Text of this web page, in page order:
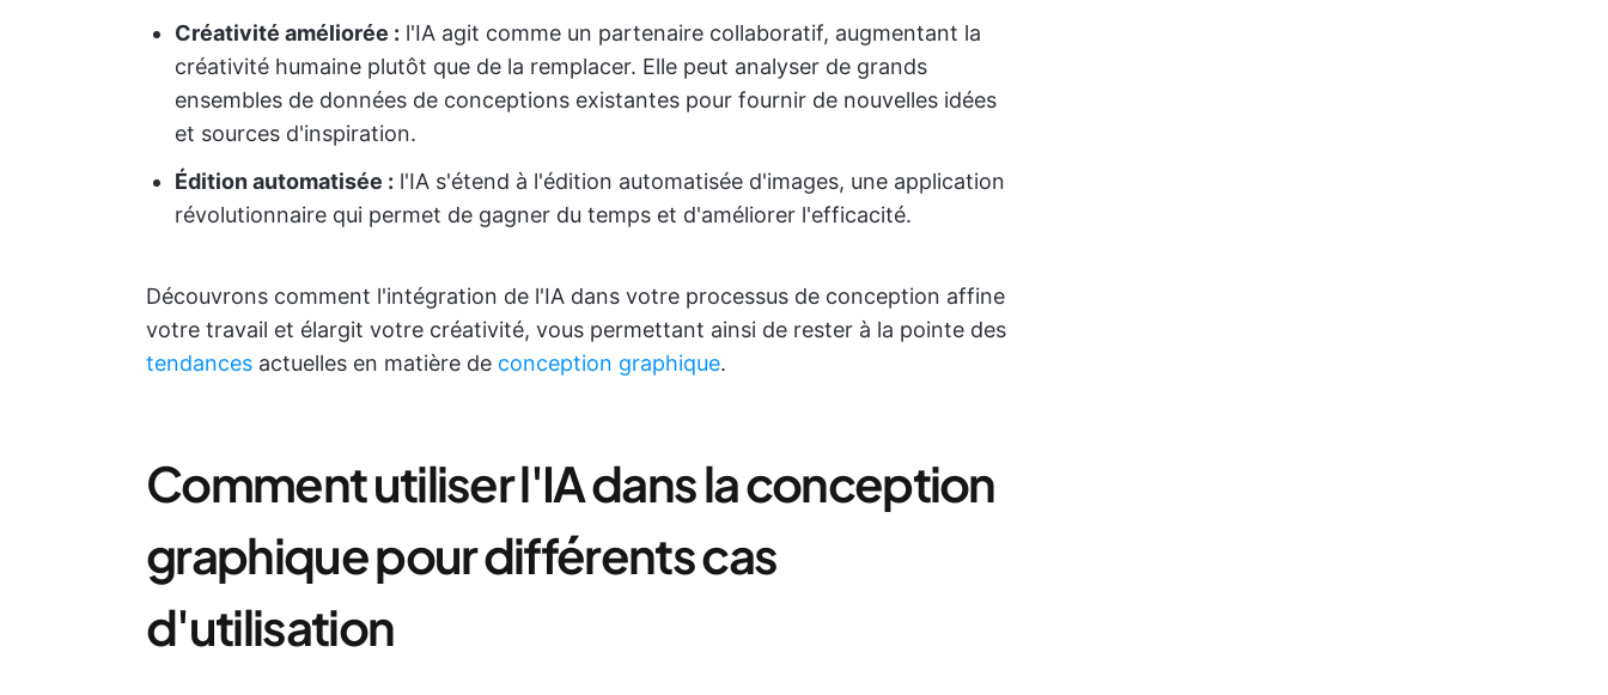
Créativité améliorée : l'IA agit comme un partenaire collaboratif, augmentant la
créativité humaine plutôt que de la remplacer. Elle peut analyser de grands
ensembles de données de conceptions existantes pour fournir de nouvelles idées
et sources d'inspiration.
Édition automatisée : l'IA s'étend à l'édition automatisée d'images, une application
révolutionnaire qui permet de gagner du temps et d'améliorer l'efficacité.
Découvrons comment l'intégration de l'IA dans votre processus de conception affine
votre travail et élargit votre créativité, vous permettant ainsi de rester à la pointe des
tendances actuelles en matière de conception graphique.
Comment utiliser l'IA dans la conception
graphique pour différents cas
d'utilisation